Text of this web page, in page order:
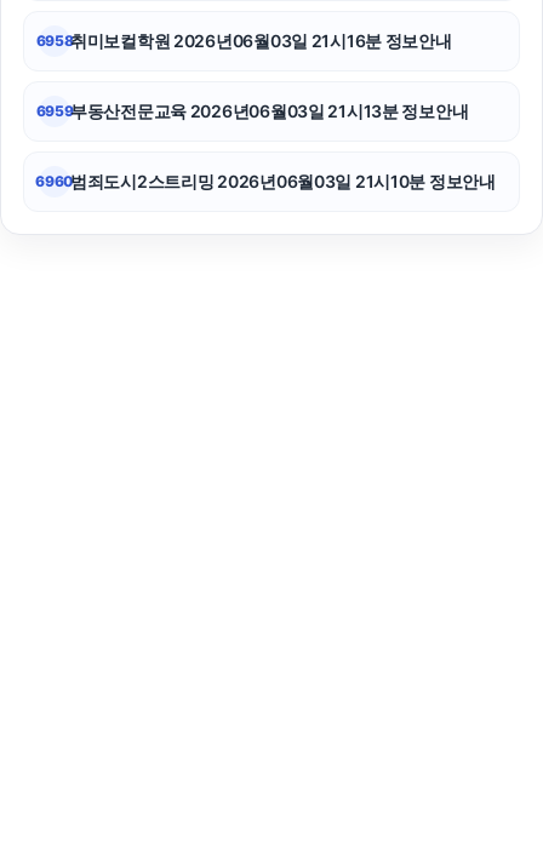
6958취미보컬학원 2026년06월03일 21시16분 정보안내
6959부동산전문교육 2026년06월03일 21시13분 정보안내
6960범죄도시2스트리밍 2026년06월03일 21시10분 정보안내